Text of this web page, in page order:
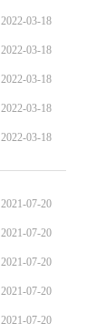
2022-03-18
2022-03-18
2022-03-18
2022-03-18
2022-03-18
2021-07-20
2021-07-20
2021-07-20
2021-07-20
2021-07-20